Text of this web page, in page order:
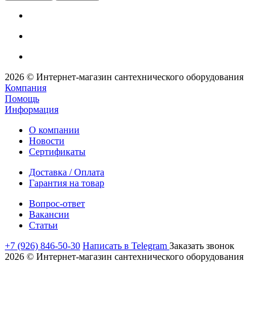
2026 © Интернет-магазин сантехнического оборудования
Компания
Помощь
Информация
О компании
Новости
Сертификаты
Доставка / Оплата
Гарантия на товар
Вопрос-ответ
Вакансии
Статьи
+7 (926) 846-50-30 Написать в Telegram Заказать звонок
2026 © Интернет-магазин сантехнического оборудования